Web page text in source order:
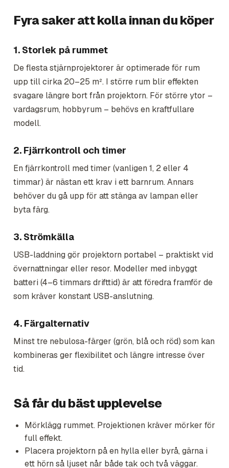
Fyra saker att kolla innan du köper
1. Storlek på rummet
De flesta stjärnprojektorer är optimerade för rum
upp till cirka 20–25 m². I större rum blir effekten
svagare längre bort från projektorn. För större ytor –
vardagsrum, hobbyrum – behövs en kraftfullare
modell.
2. Fjärrkontroll och timer
En fjärrkontroll med timer (vanligen 1, 2 eller 4
timmar) är nästan ett krav i ett barnrum. Annars
behöver du gå upp för att stänga av lampan eller
byta färg.
3. Strömkälla
USB-laddning gör projektorn portabel – praktiskt vid
övernattningar eller resor. Modeller med inbyggt
batteri (4–6 timmars drifttid) är att föredra framför de
som kräver konstant USB-anslutning.
4. Färgalternativ
Minst tre nebulosa-färger (grön, blå och röd) som kan
kombineras ger flexibilitet och längre intresse över
tid.
Så får du bäst upplevelse
Mörklägg rummet. Projektionen kräver mörker för
full effekt.
Placera projektorn på en hylla eller byrå, gärna i
ett hörn så ljuset når både tak och två väggar.